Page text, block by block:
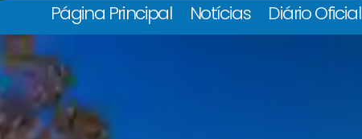
Página Principal Notícias Diário Oficial